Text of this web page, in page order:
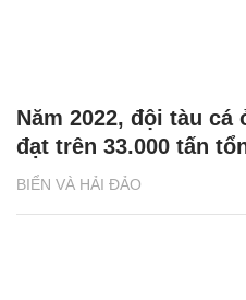
BIỂN VÀ HẢI ĐẢO
Năm 2022, đội tàu
đạt trên 33.000 tấn